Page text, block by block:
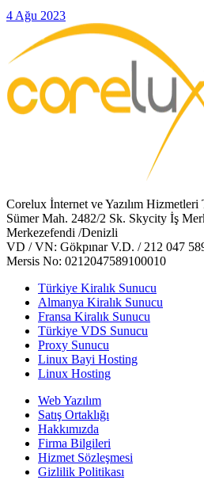
4 Ağu 2023
Corelux İnternet ve Yazılım
Sümer Mah. 2482/2 Sk. Skycity İş
Merkezefendi /Denizli
VD / VN: Gökpınar V.D. / 212 047
Mersis No: 0212047589100010
Türkiye Kiralık Sunucu
Almanya Kiralık Sunucu
Fransa Kiralık Sunucu
Türkiye VDS Sunucu
Proxy Sunucu
Linux Bayi Hosting
Linux Hosting
Web Yazılım
Satış Ortaklığı
Hakkımızda
Firma Bilgileri
Hizmet Sözleşmesi
Gizlilik Politikası